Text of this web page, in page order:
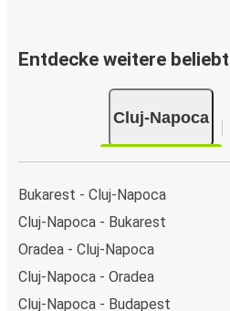
Entdecke weitere
Cluj-Napoca
Bukarest - Cluj-Napoca
Cluj-Napoca - Bukarest
Oradea - Cluj-Napoca
Cluj-Napoca - Oradea
Cluj-Napoca - Budapest